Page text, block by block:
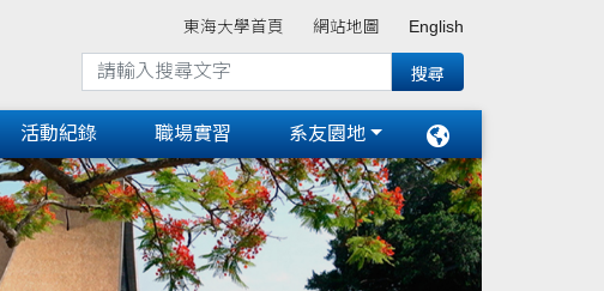
東海大學首頁 網站地圖 English
活動紀錄 職場實習 系友園地